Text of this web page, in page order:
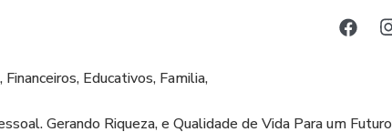
Educativos, Familia,
Gerando Riqueza, e Qualidade de Vida Para um Futuro